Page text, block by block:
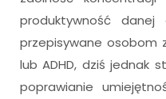
produktywność danej
przepisywane osobom
lub ADHD, dziś jednak
poprawianie